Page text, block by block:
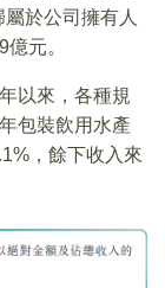
於公司擁有人
元。
以來，各種規
包裝飲用水產
，餘下收入來